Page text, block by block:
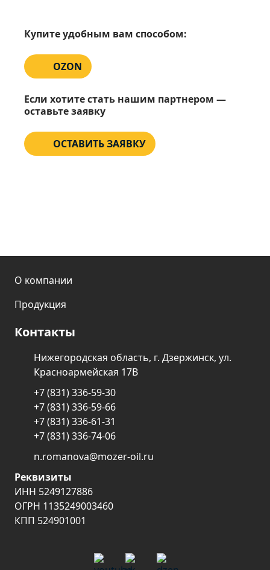
Купите удобным вам способом:
OZON
Если хотите стать нашим партнером —
оставьте заявку
ОСТАВИТЬ ЗАЯВКУ
О компании
Продукция
Контакты
Нижегородская область, г. Дзержинск, ул.
Красноармейская 17В
+7 (831) 336-59-30
+7 (831) 336-59-66
+7 (831) 336-61-31
+7 (831) 336-74-06
n.romanova@mozer-oil.ru
Реквизиты
ИНН 5249127886
ОГРН 1135249003460
КПП 524901001